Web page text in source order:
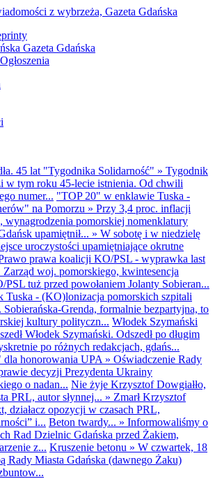
Gazeta Gdańska
Ogłoszenia
45 lat "Tygodnika Solidarność" » Tygodnik
w tym roku 45-lecie istnienia. Od chwili
numer... "TOP 20" w enklawie Tuska -
na Pomorzu » Przy 3,4 proc. inflacji
wynagrodzenia pomorskiej nomenklatury
upamiętnił... » W sobotę i w niedzielę
uroczystości upamiętniające okrutne
prawa koalicji KO/PSL - wyprawka last
Zarząd woj. pomorskiego, kwintesencja
tuż przed powołaniem Jolanty Sobieran...
Tuska - (KO)lonizacja pomorskich szpitali
Sobierańska-Grenda, formalnie bezpartyjna, to
kultury polityczn... Włodek Szymański
Włodek Szymański. Odszedł po długim
po różnych redakcjach, gdańs...
honorowania UPA » Oświadczenie Rady
decyzji Prezydenta Ukrainy
o nadan... Nie żyje Krzysztof Dowgiałło,
PRL, autor słynnej... » Zmarł Krzysztof
działacz opozycji w czasach PRL,
i... Beton twardy... » Informowaliśmy o
Rad Dzielnic Gdańska przed Żakiem,
z... Kruszenie betonu » W czwartek, 18
Rady Miasta Gdańska (dawnego Żaku)